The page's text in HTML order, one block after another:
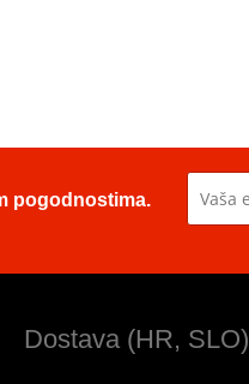
pogodnostima.
Dostava (HR, SLO)